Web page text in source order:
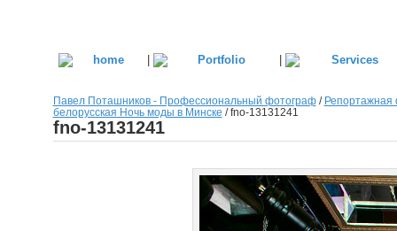
| |
Павел Поташников - Профессиональный фотограф/ Репортажная
белорусская Ночь моды в Минске /fno-13131241
fno-13131241